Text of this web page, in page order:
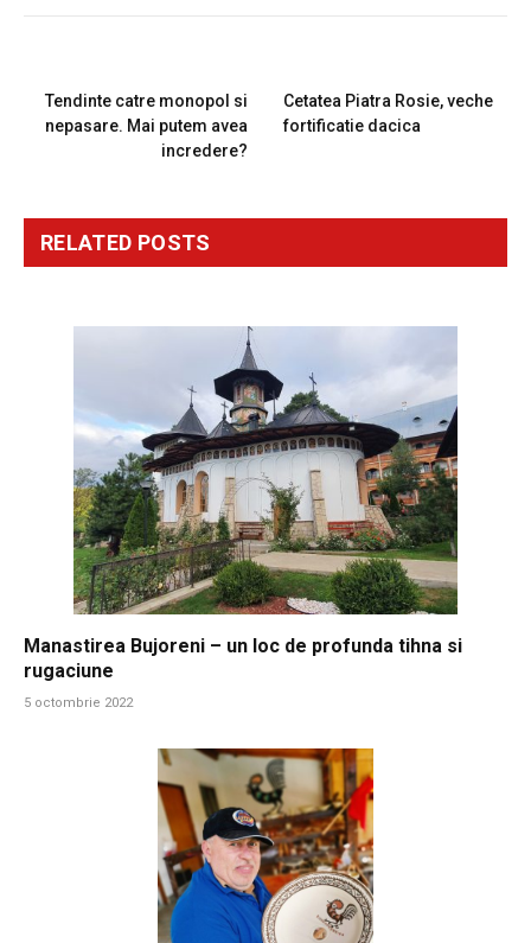
Tendinte catre monopol si
nepasare. Mai putem avea
incredere?
Cetatea Piatra Rosie, veche
fortificatie dacica
RELATED POSTS
Manastirea Bujoreni – un loc de profunda tihna si
rugaciune
5 octombrie 2022